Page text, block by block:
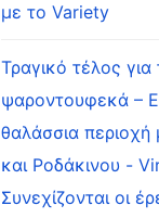
με το Variety
Τραγικό τέλος
ψαροντουφεκά –
θαλάσσια
και Ροδάκινου -
Συνεχίζονται οι